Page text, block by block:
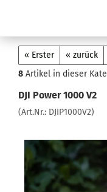
« Erster « zurück
8 Artikel in dieser
DJI Power 1000 V2
(Art.Nr.: DJIP1000V2)